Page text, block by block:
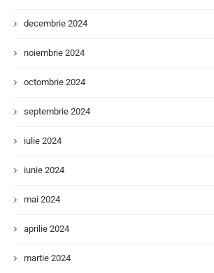
decembrie 2024
noiembrie 2024
octombrie 2024
septembrie 2024
iulie 2024
iunie 2024
mai 2024
aprilie 2024
martie 2024